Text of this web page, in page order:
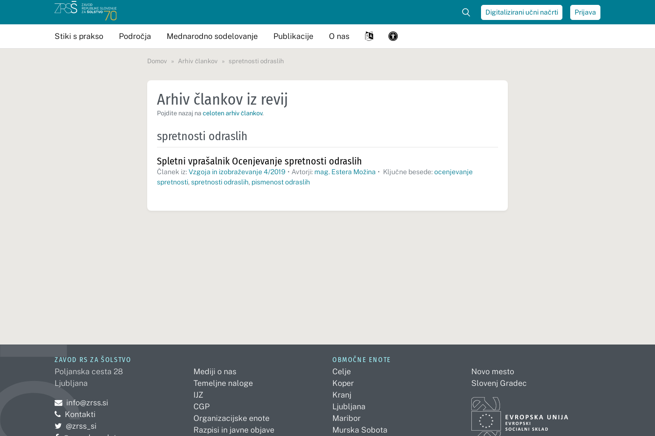
Digitalizirani učni načrti Prijava
Stiki s prakso Področja Mednarodno sodelovanje Publikacije O nas
Domov Arhiv člankov spretnosti odraslih
Arhiv člankov iz revij
Pojdite nazaj na celoten arhiv člankov.
spretnosti odraslih
Spletni vprašalnik Ocenjevanje spretnosti odraslih
Članek iz: Vzgoja in izobraževanje 4/2019 • Avtorji: mag. Estera Možina • Ključne besede: ocenjevanje
spretnosti, spretnosti odraslih, pismenost odraslih
ZAVOD RS ZA ŠOLSTVO
Poljanska cesta 28
Ljubljana
Pošljite e-mail na
info@zrss.si
Kontakti
Pojdite na Twitter:
@zrss_si
Mediji o nas
Temeljne naloge
IJZ
CGP
Organizacijske enote
Razpisi in javne objave
OBMOČNE ENOTE
Celje
Koper
Kranj
Ljubljana
Maribor
Murska Sobota
Novo mesto
Slovenj Gradec